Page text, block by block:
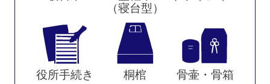
（寝台型）
役所手続き 桐棺 骨壷・骨箱